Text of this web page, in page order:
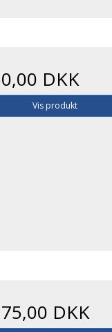
DKK
Vis produkt
DKK